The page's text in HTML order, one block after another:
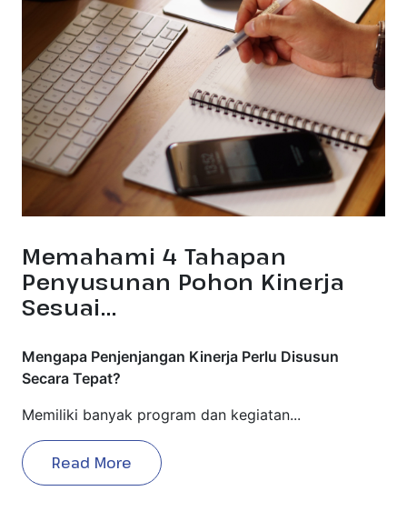
Memahami 4 Tahapan
Penyusunan Pohon Kinerja
Sesuai...
Mengapa Penjenjangan Kinerja Perlu Disusun
Secara Tepat?
Memiliki banyak program dan kegiatan...
Read More